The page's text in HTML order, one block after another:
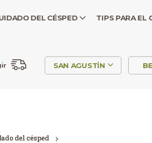
DEL CÉSPED TIPS PARA EL
SAN AGUSTÍN
del césped